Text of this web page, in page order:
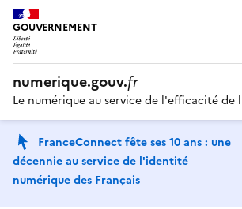
GOUVERNEMENT
numerique.gouv.fr
Le numérique au service de l'efficacité
FranceConnect fête ses 10 ans : une
décennie au service de l'identité
numérique des Français